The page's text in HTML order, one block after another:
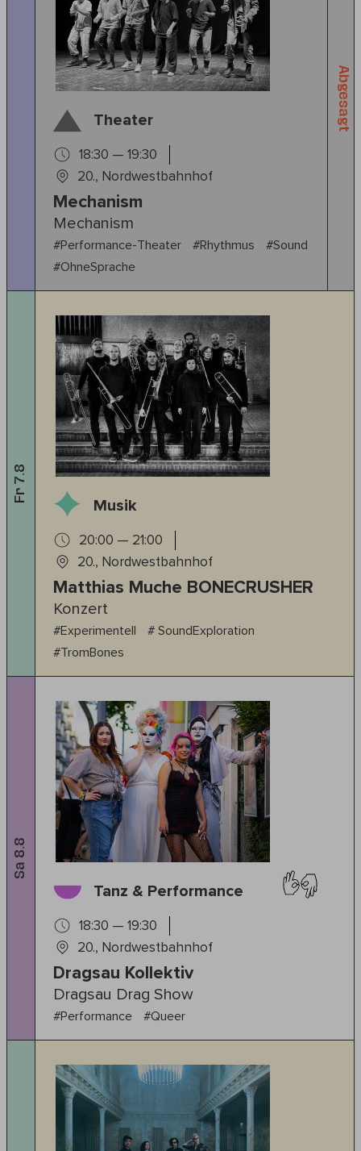
Theater
18:30 — 19:30
20., Nordwestbahnhof
Mechanism
Mechanism
#Performance-Theater #Rhythmus
#Sound
#OhneSprache
Abgesagt
Fr 7.8
Musik
20:00 — 21:00
20., Nordwestbahnhof
Matthias Muche BONECRUSHER
Konzert
#Experimentell
# SoundExploration
#TromBones
Sa 8.8
Tanz & Performance
18:30 — 19:30
20., Nordwestbahnhof
Dragsau Kollektiv
Dragsau Drag Show
#Performance #Queer